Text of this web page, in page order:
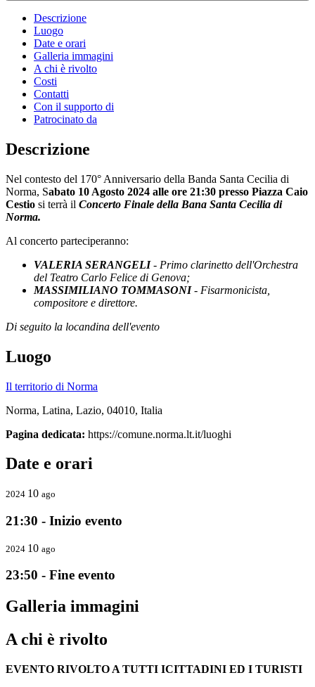
Descrizione
Luogo
Date e orari
Galleria immagini
A chi è rivolto
Costi
Contatti
Con il supporto di
Patrocinato da
Descrizione
Nel contesto del 170° Anniversario della Banda Santa Cecilia di
Norma, Sabato 10 Agosto 2024 alle ore 21:30 presso Piazza Caio
Cestio si terrà il Concerto Finale della Bana Santa Cecilia di
Norma.
Al concerto parteciperanno:
VALERIA SERANGELI- Primo clarinetto dell'Orchestra
del Teatro Carlo Felice di Genova;
MASSIMILIANO TOMMASONI- Fisarmonicista,
compositore e direttore.
Di seguito la locandina dell'evento
Luogo
Il territorio di Norma
Norma, Latina, Lazio, 04010, Italia
Pagina dedicata: https://comune.norma.lt.it/luoghi
Date e orari
2024 10 ago
21:30 - Inizio evento
2024 10 ago
23:50 - Fine evento
Galleria immagini
A chi è rivolto
EVENTO RIVOLTO A TUTTI ICITTADINI ED I TURISTI